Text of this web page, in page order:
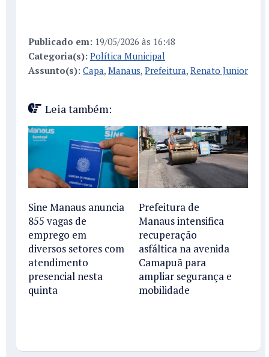
Publicado em: 19/05/2026 às 16:48
Categoria(s): Política Municipal
Assunto(s): Capa, Manaus, Prefeitura, Renato Junior
Leia também:
Sine Manaus anuncia
855 vagas de
emprego em
diversos setores com
atendimento
presencial nesta
quinta
Prefeitura de
Manaus intensifica
recuperação
asfáltica na avenida
Camapuã para
ampliar segurança e
mobilidade